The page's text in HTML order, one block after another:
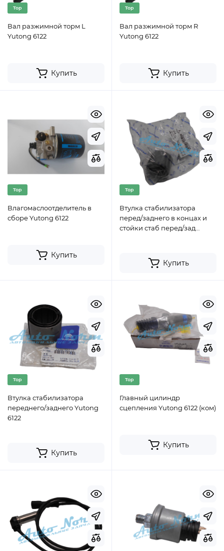
Top
Вал разжимной торм L
Yutong 6122
Купить
Top
Вал разжимной торм R
Yutong 6122
Купить
Top
Влагомаслоотделитель в
сборе Yutong 6122
Купить
Top
Втулка стабилизатора
перед/заднего в концах и
стойки стаб перед/зад
Купить
Top
Втулка стабилизатора
переднего/заднего Yutong
6122
Купить
Top
Главный цилиндр
сцепления Yutong 6122 (ком)
Купить